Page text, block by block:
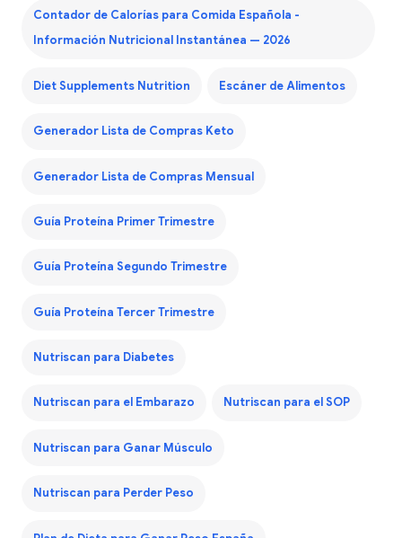
Contador de Calorías para Comida Española -
Información Nutricional Instantánea — 2026
Diet Supplements Nutrition Escáner de Alimentos
Generador Lista de Compras Keto
Generador Lista de Compras Mensual
Guía Proteína Primer Trimestre
Guía Proteína Segundo Trimestre
Guía Proteína Tercer Trimestre
Nutriscan para Diabetes
Nutriscan para el Embarazo Nutriscan para el SOP
Nutriscan para Ganar Músculo
Nutriscan para Perder Peso